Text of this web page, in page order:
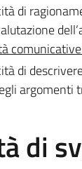
di
di
argomenti
di